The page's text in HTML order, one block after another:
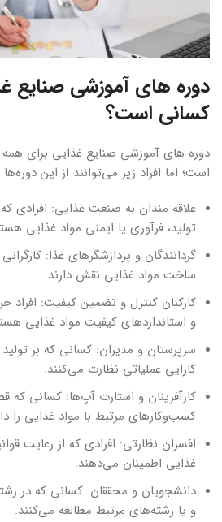
‌‌دوره های آموزشی صنایع
کسانی است؟
‌‌دوره های آموزشی صنایع غذایی برای همه
است؛ اما افراد زیر می‌توانند از این
علاقه مندان به صنعت غذایی: افرادی
تولید، فرآوری یا ایمنی مواد غذایی
گردانندگان و پردازشگرهای غذا:
ساخت مواد غذایی نقش دارند.
کارکنان کنترل و تضمین کیفیت: افراد
و استانداردهای کیفیت مواد غذایی
سرپرستان و مدیران: کسانی که بر
کارایی عملیاتی نظارت می‌کنند.
کارآفرینان و استارت آپ‌ها: کسانی که
کسب‌وکارهای مرتبط با مواد غذایی را
افسران نظارتی: افرادی که از رعایت
غذایی اطمینان می‌دهند.
دانشجویان و محققان: کسانی که در
و یا رشته‌های مرتبط مطالعه می‌کنند.